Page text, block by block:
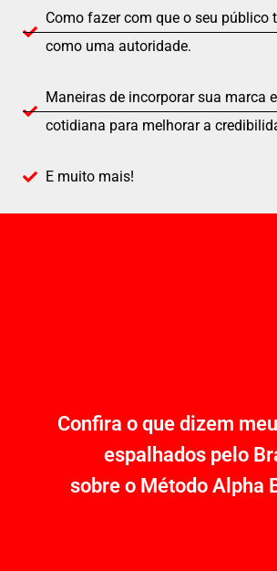
Como fazer com que o seu público
como uma autoridade.
Maneiras de incorporar sua marca
cotidiana para melhorar a
E muito mais!
Confira o que dizem
espalhados pelo
sobre o Método Alpha